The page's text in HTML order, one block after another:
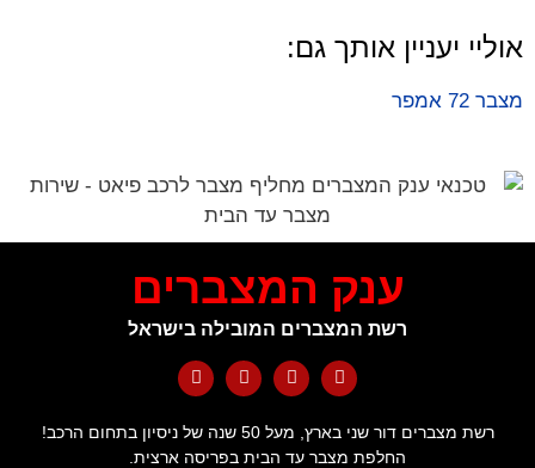
אוליי יעניין אותך גם:
מצבר 72 אמפר
ענק המצברים
רשת המצברים המובילה בישראל
רשת מצברים דור שני בארץ, מעל 50 שנה של ניסיון בתחום הרכב!
החלפת מצבר עד הבית בפריסה ארצית.